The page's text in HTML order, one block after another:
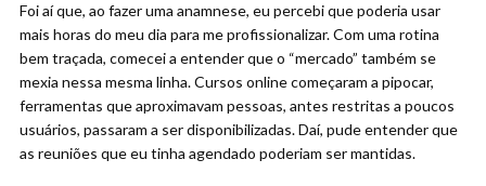
Foi aí que, ao fazer uma anamnese, eu percebi que poderia usar
mais horas do meu dia para me profissionalizar. Com uma rotina
bem traçada, comecei a entender que o “mercado” também se
mexia nessa mesma linha. Cursos online começaram a pipocar,
ferramentas que aproximavam pessoas, antes restritas a poucos
usuários, passaram a ser disponibilizadas. Daí, pude entender que
as reuniões que eu tinha agendado poderiam ser mantidas.